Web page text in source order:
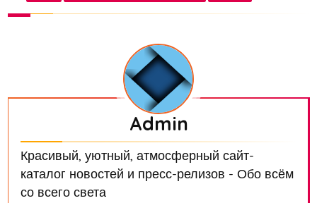
Мишустину он отметил, что чипсы относятся к
Admin
Красивый, уютный, атмосферный сайт-
каталог новостей и пресс-релизов - Обо всём
со всего света